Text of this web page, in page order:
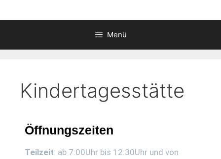
Menü
Kindertagesstätte
Öffnungszeiten
Teilzeit: ab 7:00Uhr bis 12:30Uhr und von